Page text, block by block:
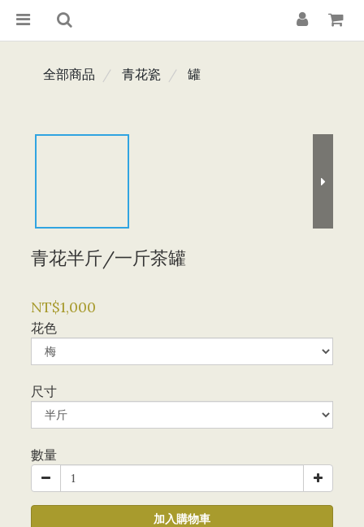
全部商品 青花瓷 罐
青花半斤/一斤茶罐
NT$1,000
花色
尺寸
數量
加入購物車